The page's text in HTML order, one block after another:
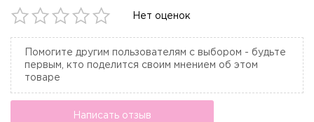
Нет оценок
Помогите другим пользователям с выбором - будьте
первым, кто поделится своим мнением об этом
товаре
Написать отзыв